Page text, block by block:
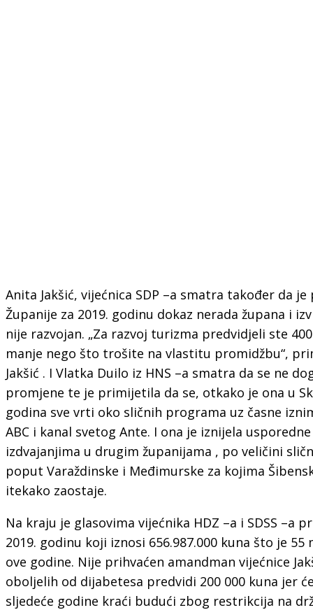
Anita Jakšić, vijećnica SDP –a smatra također da
Županije za 2019. godinu dokaz nerada župana i
nije razvojan. „Za razvoj turizma predvidjeli ste
manje nego što trošite na vlastitu promidžbu“,
Jakšić . I Vlatka Duilo iz HNS –a smatra da se ne
promjene te je primijetila da se, otkako je ona u
godina sve vrti oko sličnih programa uz časne
ABC i kanal svetog Ante. I ona je iznijela
izdvajanjima u drugim županijama , po veličini
poput Varaždinske i Međimurske za kojima
itekako zaostaje.
Na kraju je glasovima vijećnika HDZ –a i SDSS –a
2019. godinu koji iznosi 656.987.000 kuna što je
ove godine. Nije prihvaćen amandman vijećnice
oboljelih od dijabetesa predvidi 200 000 kuna jer
sljedeće godine kraći budući zbog restrikcija na